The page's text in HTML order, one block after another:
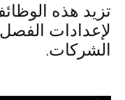
تزيد هذه
لإعدادات
الشركات.